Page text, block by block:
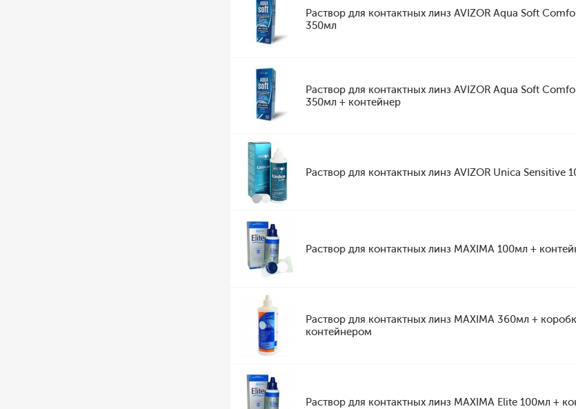
Раствор для контактных линз AVIZOR Aqua Soft
350мл
Раствор для контактных линз AVIZOR Aqua Soft
350мл + контейнер
Раствор для контактных линз AVIZOR Unica Sensitive
Раствор для контактных линз MAXIMA 100мл +
Раствор для контактных линз MAXIMA 360мл +
контейнером
Раствор для контактных линз MAXIMA Elite 100мл +